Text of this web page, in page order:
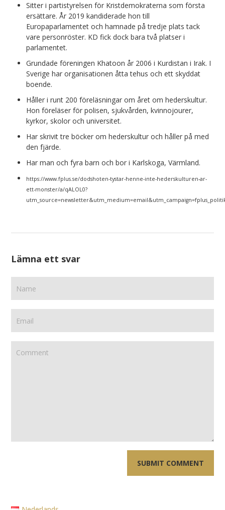
Sitter i partistyrelsen för Kristdemokraterna som första
ersättare. År 2019 kandiderade hon till
Europaparlamentet och hamnade på tredje plats tack
vare personröster. KD fick dock bara två platser i
parlamentet.
Grundade föreningen Khatoon år 2006 i Kurdistan i Irak. I
Sverige har organisationen åtta tehus och ett skyddat
boende.
Håller i runt 200 föreläsningar om året om hederskultur.
Hon föreläser för polisen, sjukvården, kvinnojourer,
kyrkor, skolor och universitet.
Har skrivit tre böcker om hederskultur och håller på med
den fjärde.
Har man och fyra barn och bor i Karlskoga, Värmland.
https://www.fplus.se/dodshoten-tystar-henne-inte-hederskulturen-ar-
ett-monster/a/qALOL0?
Lämna ett svar